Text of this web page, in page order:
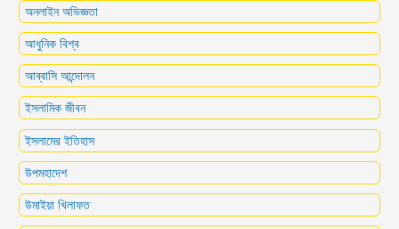
অনলাইন অভিজ্ঞতা
আধুনিক বিশ্ব
আব্বাসি আন্দোলন
ইসলামিক জীবন
ইসলামের ইতিহাস
উপমহাদেশ
উমাইয়া খিলাফত